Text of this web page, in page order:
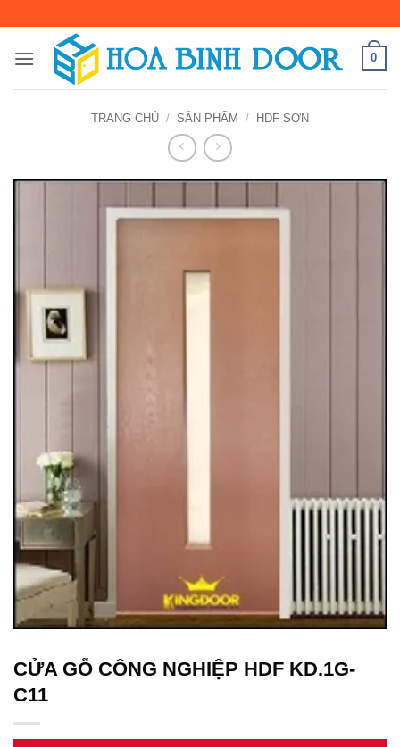
nội
0
TRANG CHỦ / SẢN PHẨM / HDF SƠN
CỬA GỖ CÔNG NGHIỆP HDF KD.1G-
C11